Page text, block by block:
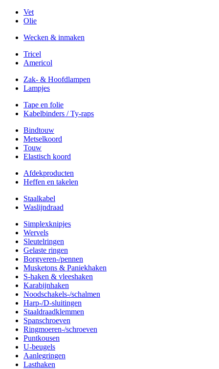
Vet
Olie
Wecken & inmaken
Tricel
Americol
Zak- & Hoofdlampen
Lampjes
Tape en folie
Kabelbinders / Ty-raps
Bindtouw
Metselkoord
Touw
Elastisch koord
Afdekproducten
Heffen en takelen
Staalkabel
Waslijndraad
Simplexknipjes
Wervels
Sleutelringen
Gelaste ringen
Borgveren-/pennen
Musketons & Paniekhaken
S-haken & vleeshaken
Karabijnhaken
Noodschakels-/schalmen
Harp-/D-sluitingen
Staaldraadklemmen
Spanschroeven
Ringmoeren-/schroeven
Puntkousen
U-beugels
Aanlegringen
Lasthaken